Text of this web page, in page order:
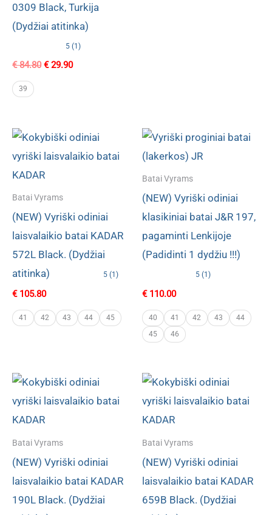
0309 Black, Turkija
(Dydžiai atitinka)
5 (1)
€84.80 Original
€29.90Current
39
Batai Vyrams
(NEW) Vyriški odiniai
laisvalaikio batai KADAR
572L Black. (Dydžiai
atitinka)
5 (1)
€105.80
41 42 43 44 45
Batai Vyrams
(NEW) Vyriški odiniai
klasikiniai batai J&R 197,
pagaminti Lenkijoje
(Padidinti 1 dydžiu !!!)
5 (1)
€110.00
40 41 42 43
44
45
46
Batai Vyrams
(NEW) Vyriški odiniai
laisvalaikio batai KADAR
190L Black. (Dydžiai
Batai Vyrams
(NEW) Vyriški odiniai
laisvalaikio batai KADAR
659B Black. (Dydžiai